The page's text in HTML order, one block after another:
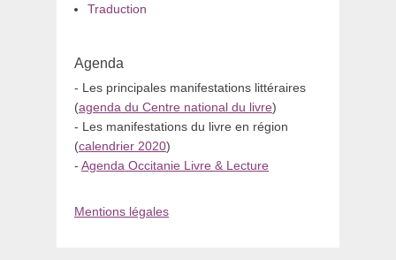
Traduction
Agenda
- Les principales manifestations littéraires
(agenda du Centre national du livre)
- Les manifestations du livre en région
(calendrier 2020)
- Agenda Occitanie Livre & Lecture
Mentions légales